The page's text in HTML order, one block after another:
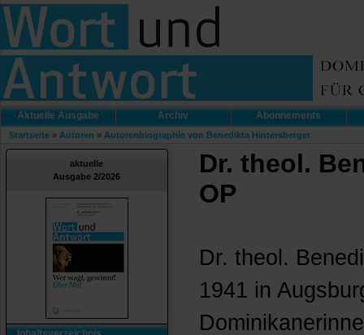
Aktuelle Ausgabe Archiv Abonnements
Startseite » Autoren » Autorenbiographie von Benedikta Hintersberger
aktuelle
Ausgabe 2/2026
Dr. theol.
OP
Dr. theol.
1941 in